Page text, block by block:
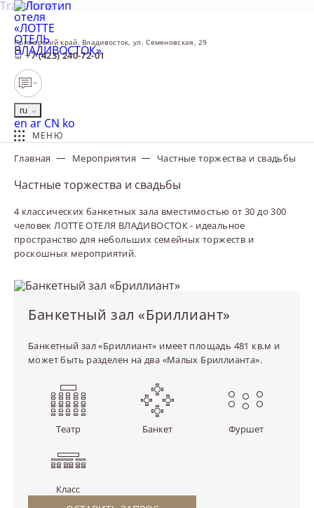
Приморский край, Владивосток, ул. Семеновская, 29
+7 (423) 240-72-01
ru
English
enالعربية
ar 中文
CN 한국어
ko
МЕНЮ
TravelLine
Главная Мероприятия Частные торжества и свадьбы
Частные торжества и свадьбы
4 классических банкетных зала вместимостью от 30 до 300
человек ЛОТТЕ ОТЕЛЯ ВЛАДИВОСТОК - идеальное
пространство для небольших семейных торжеств и
роскошных мероприятий.
Банкетный зал «Бриллиант»
Банкетный зал «Бриллиант» имеет площадь 481 кв.м и
может быть разделен на два «Малых Бриллианта».
Театр Банкет Фуршет
Класс